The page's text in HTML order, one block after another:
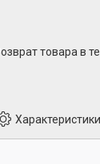
возврат товара в
Характеристики